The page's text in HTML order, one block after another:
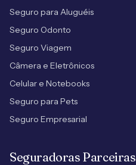
Seguro para Aluguéis
Seguro Odonto
Seguro Viagem
Câmera e Eletrônicos
Celular e Notebooks
Seguro para Pets
Seguro Empresarial
Seguradoras Parceiras